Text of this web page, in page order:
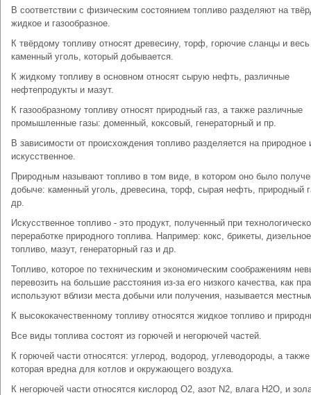
В соответствии с физическим состоянием топливо разделяют на
жидкое и газообразное.
К твёрдому топливу относят древесину, торф, горючие сланцы и весь
каменный уголь, который добывается.
К жидкому топливу в основном относят сырую нефть, различные
нефтепродукты и мазут.
К газообразному топливу относят природный газ, а также различные
промышленные газы: доменный, коксовый, генераторный и пр.
В зависимости от происхождения топливо разделяется на природное
искусственное.
Природным называют топливо в том виде, в котором оно было
добыче: каменный уголь, древесина, торф, сырая нефть, природный
др.
Искусственное топливо - это продукт, полученный при
переработке природного топлива. Например: кокс, брикеты, дизельное
топливо, мазут, генераторный газ и др.
Топливо, которое по техническим и экономическим соображениям
перевозить на большие расстояния из-за его низкого качества, как
используют вблизи места добычи или получения, называется
К высококачественному топливу относятся жидкое топливо и
Все виды топлива состоят из горючей и негорючей частей.
К горючей части относятся: углерод, водород, углеводороды, а
которая вредна для котлов и окружающего воздуха.
К негорючей части относятся кислород О2, азот N2, влага Н2О, и